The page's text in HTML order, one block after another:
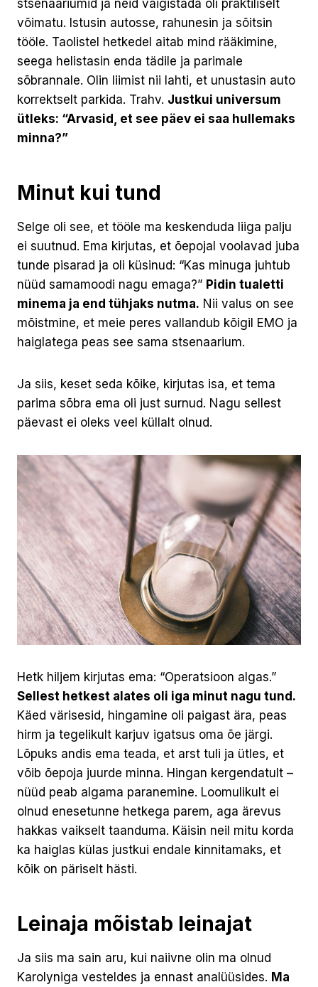
stsenaariumid ja neid vaigistada oli praktiliselt
võimatu. Istusin autosse, rahunesin ja sõitsin
tööle. Taolistel hetkedel aitab mind rääkimine,
seega helistasin enda tädile ja parimale
sõbrannale. Olin liimist nii lahti, et unustasin auto
korrektselt parkida. Trahv. Justkui universum
ütleks: “Arvasid, et see päev ei saa hullemaks
minna?”
Minut kui tund
Selge oli see, et tööle ma keskenduda liiga palju
ei suutnud. Ema kirjutas, et õepojal voolavad juba
tunde pisarad ja oli küsinud: “Kas minuga juhtub
nüüd samamoodi nagu emaga?” Pidin tualetti
minema ja end tühjaks nutma. Nii valus on see
mõistmine, et meie peres vallandub kõigil EMO ja
haiglatega peas see sama stsenaarium.
Ja siis, keset seda kõike, kirjutas isa, et tema
parima sõbra ema oli just surnud. Nagu sellest
päevast ei oleks veel küllalt olnud.
Hetk hiljem kirjutas ema: “Operatsioon algas.”
Sellest hetkest alates oli iga minut nagu tund.
Käed värisesid, hingamine oli paigast ära, peas
hirm ja tegelikult karjuv igatsus oma õe järgi.
Lõpuks andis ema teada, et arst tuli ja ütles, et
võib õepoja juurde minna. Hingan kergendatult –
nüüd peab algama paranemine. Loomulikult ei
olnud enesetunne hetkega parem, aga ärevus
hakkas vaikselt taanduma. Käisin neil mitu korda
ka haiglas külas justkui endale kinnitamaks, et
kõik on päriselt hästi.
Leinaja mõistab leinajat
Ja siis ma sain aru, kui naiivne olin ma olnud
Karolyniga vesteldes ja ennast analüüsides. Ma